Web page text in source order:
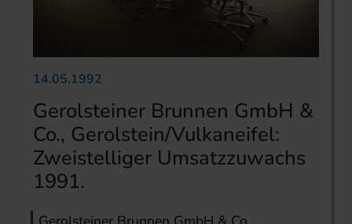
14.05.1992
Gerolsteiner Brunnen GmbH &
Co., Gerolstein/Vulkaneifel:
Zweistelliger Umsatzzuwachs
1991.